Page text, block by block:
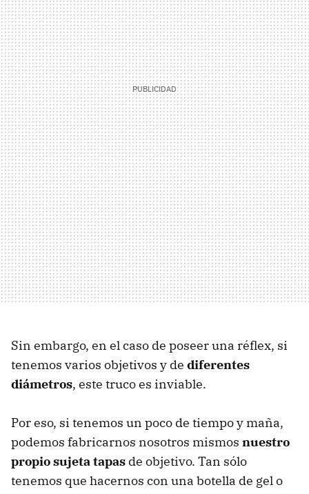
Sin embargo, en el caso de poseer una réflex, si
tenemos varios objetivos y de diferentes
diámetros, este truco es inviable.
Por eso, si tenemos un poco de tiempo y maña,
podemos fabricarnos nosotros mismos nuestro
propio sujeta tapas de objetivo. Tan sólo
tenemos que hacernos con una botella de gel o